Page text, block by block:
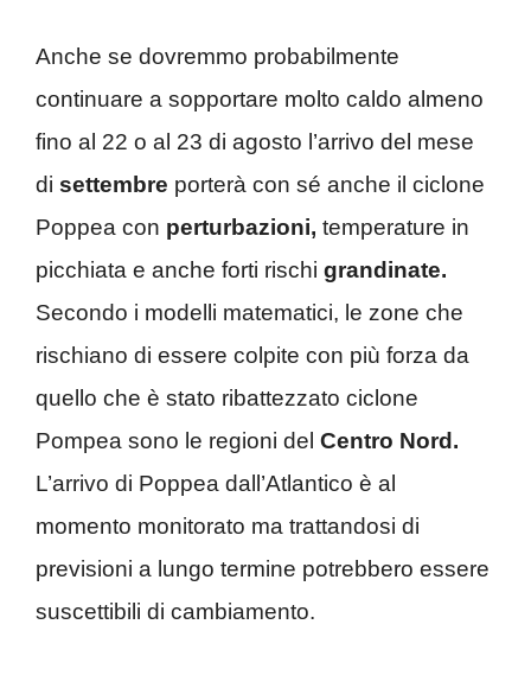
Anche se dovremmo probabilmente
continuare a sopportare molto caldo almeno
fino al 22 o al 23 di agosto l’arrivo del mese
di settembre porterà con sé anche il ciclone
Poppea con perturbazioni, temperature in
picchiata e anche forti rischi grandinate.
Secondo i modelli matematici, le zone che
rischiano di essere colpite con più forza da
quello che è stato ribattezzato ciclone
Pompea sono le regioni del Centro Nord.
L’arrivo di Poppea dall’Atlantico è al
momento monitorato ma trattandosi di
previsioni a lungo termine potrebbero essere
suscettibili di cambiamento.